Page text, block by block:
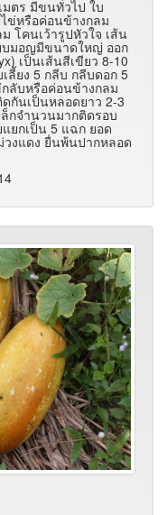
มตร มีขนทั่วไป ใบ
ข่หรือค่อนข้างกลม
โคนเว้ารูปหัวใจ เส้น
บมอญมีขนาดใหญ่ ออก
เป็นเส้นสีเขียว 8-10
ลี้ยง 5 กลีบ กลีบดอก 5
ลับหรือค่อนข้างกลม
กันเป็นหลอดยาว 2-3
ล็กจำนวนมากติดรอบ
แยกเป็น 5 แฉก ยอด
วงแดง ยื่นพ้นปากหลอด